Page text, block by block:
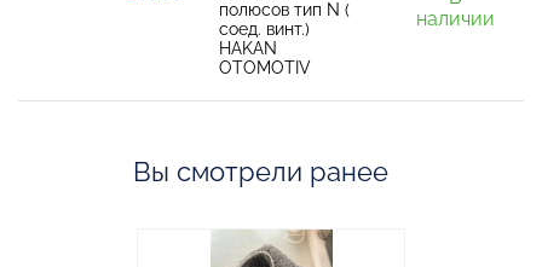
полюсов тип N (
соед. винт.)
HAKAN
OTOMOTIV
наличии
Вы смотрели ранее